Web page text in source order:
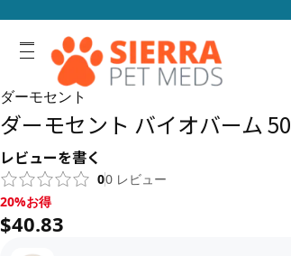
ダーモセント
ダーモセント バイオバーム
レビューを書く
00 レビュー
20%お得, $40.83
20%お得
$40.83